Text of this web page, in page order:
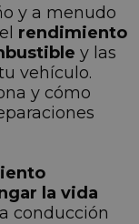
y a menudo
rendimiento
y las
vehículo.
y cómo
la vida
conducción